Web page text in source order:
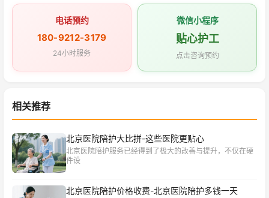
电话预约
180-9212-3179
24小时服务
微信小程序
贴心护工
点击咨询预约
相关推荐
北京医院陪护大比拼-这些医院更贴心
北京医院陪护服务已经得到了极大的改善与提升，不仅在硬
件设
北京医院陪护价格收费-北京医院陪护多钱一天